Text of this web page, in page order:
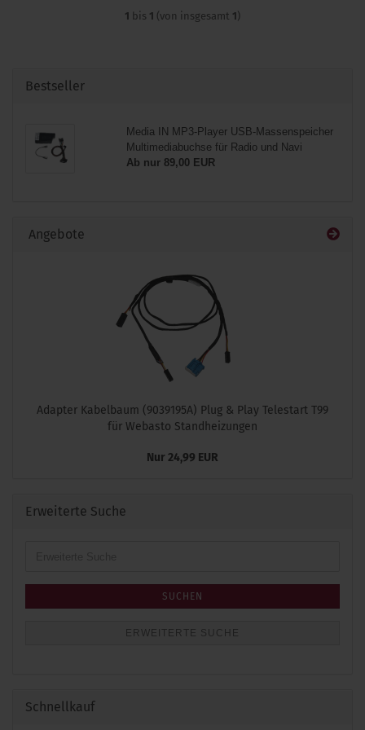
1 bis 1 (von insgesamt 1)
Bestseller
Media IN MP3-Player USB-Massenspeicher
Multimediabuchse für Radio und Navi
Ab nur 89,00 EUR
Angebote
Adapter Kabelbaum (9039195A) Plug & Play Telestart T99
für Webasto Standheizungen
Nur 24,99 EUR
Erweiterte Suche
SUCHEN
ERWEITERTE SUCHE
Schnellkauf